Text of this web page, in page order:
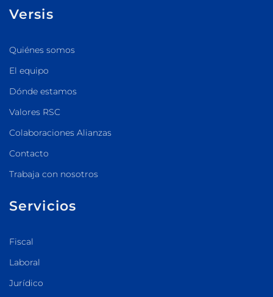
Versis
Quiénes somos
El equipo
Dónde estamos
Valores RSC
Colaboraciones Alianzas
Contacto
Trabaja con nosotros
Servicios
Fiscal
Laboral
Jurídico